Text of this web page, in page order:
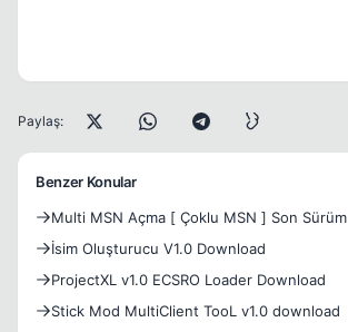
Paylaş:
Benzer Konular
Multi MSN Açma [ Çoklu MSN ] Son Sürüm
İsim Oluşturucu V1.0 Download
ProjectXL v1.0 ECSRO Loader Download
Stick Mod MultiClient TooL v1.0 download